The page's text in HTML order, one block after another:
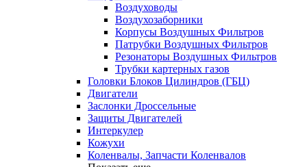
Воздуховоды
Воздухозаборники
Корпусы Воздушных Фильтров
Патрубки Воздушных Фильтров
Резонаторы Воздушных Фильтров
Трубки картерных газов
Головки Блоков Цилиндров (ГБЦ)
Двигатели
Заслонки Дроссельные
Защиты Двигателей
Интеркулер
Кожухи
Коленвалы, Запчасти Коленвалов